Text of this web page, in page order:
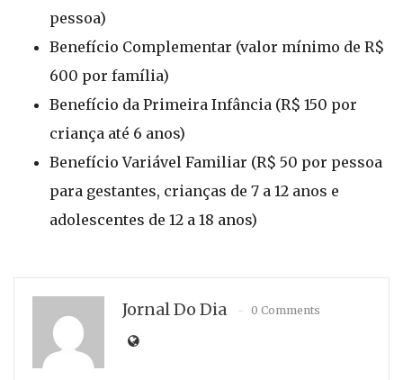
pessoa)
Benefício Complementar (valor mínimo de R$
600 por família)
Benefício da Primeira Infância (R$ 150 por
criança até 6 anos)
Benefício Variável Familiar (R$ 50 por pessoa
para gestantes, crianças de 7 a 12 anos e
adolescentes de 12 a 18 anos)
Jornal Do Dia 0 Comments